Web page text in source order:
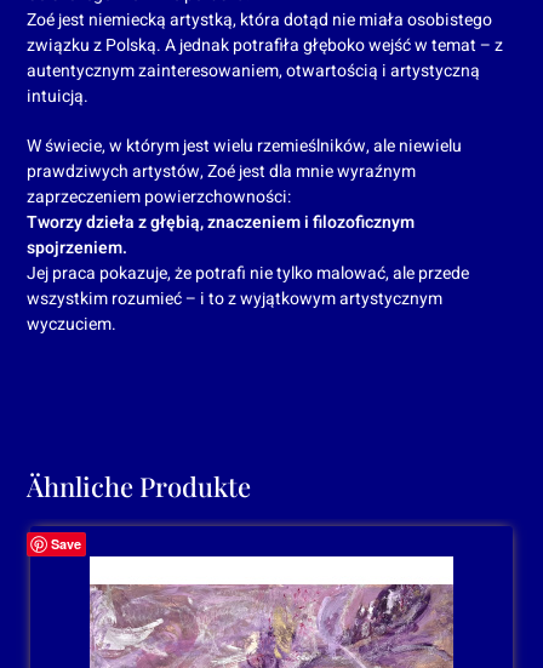
Zoé jest niemiecką artystką, która dotąd nie miała osobistego
związku z Polską. A jednak potrafiła głęboko wejść w temat – z
autentycznym zainteresowaniem, otwartością i artystyczną
intuicją.
W świecie, w którym jest wielu rzemieślników, ale niewielu
prawdziwych artystów, Zoé jest dla mnie wyraźnym
zaprzeczeniem powierzchowności:
Tworzy dzieła z głębią, znaczeniem i filozoficznym
spojrzeniem.
Jej praca pokazuje, że potrafi nie tylko malować, ale przede
wszystkim rozumieć – i to z wyjątkowym artystycznym
wyczuciem.
Ähnliche Produkte
Save